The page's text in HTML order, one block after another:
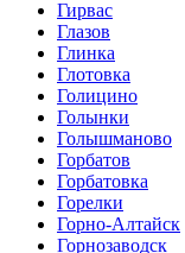
Гирвас
Глазов
Глинка
Глотовка
Голицино
Голынки
Голышманово
Горбатов
Горбатовка
Горелки
Горно-Алтайск
Горнозаводск